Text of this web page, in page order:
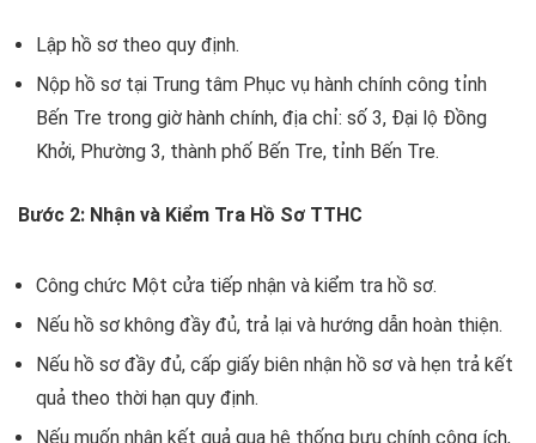
Lập hồ sơ theo quy định.
Nộp hồ sơ tại Trung tâm Phục vụ hành chính công tỉnh
Bến Tre trong giờ hành chính, địa chỉ: số 3, Đại lộ Đồng
Khởi, Phường 3, thành phố Bến Tre, tỉnh Bến Tre.
Bước 2: Nhận và Kiểm Tra Hồ Sơ TTHC
Công chức Một cửa tiếp nhận và kiểm tra hồ sơ.
Nếu hồ sơ không đầy đủ, trả lại và hướng dẫn hoàn thiện.
Nếu hồ sơ đầy đủ, cấp giấy biên nhận hồ sơ và hẹn trả kết
quả theo thời hạn quy định.
Nếu muốn nhận kết quả qua hệ thống bưu chính công ích,